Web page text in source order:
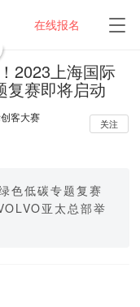
T
n
在线报名
2023上海国际
复赛即将启动
客大赛
关注
色低碳专题复赛
亚太总部举